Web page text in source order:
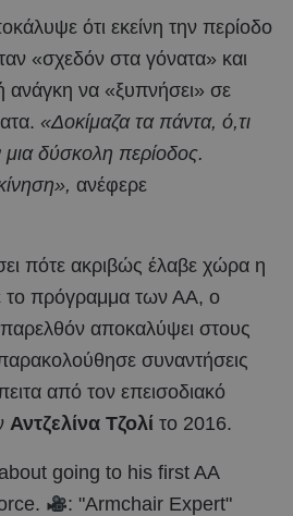
ότι εκείνη την περίοδο
«σχεδόν στα γόνατα» και
ανάγκη να «ξυπνήσει» σε
«Δοκίμαζα τα πάντα, ό,τι
δύσκολη περίοδος.
ανέφερε
πότε ακριβώς έλαβε χώρα η
πρόγραμμα των ΑΑ, ο
αποκαλύψει στους
συναντήσεις
από τον επεισοδιακό
Αντζελίνα Τζολί το 2016.
going to his first AA
: "Armchair Expert"